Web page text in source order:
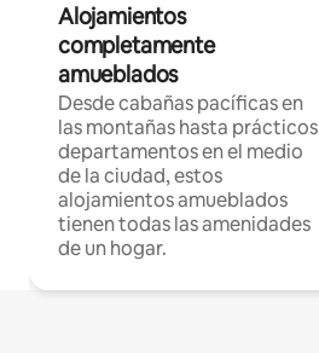
Alojamientos
completamente
amueblados
Desde cabañas pacíficas en
las montañas hasta prácticos
departamentos en el medio
de la ciudad, estos
alojamientos amueblados
tienen todas las amenidades
de un hogar.